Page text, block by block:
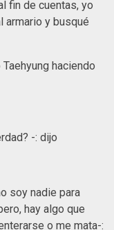
fin de cuentas, yo
armario y busqué
haciendo
-: dijo
soy nadie para
hay algo que
o me mata-: